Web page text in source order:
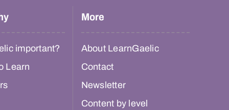
important?
Learn
More
About LearnGaelic
Contact
Newsletter
Content by level